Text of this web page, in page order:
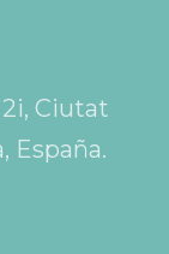
Ciutat
España.